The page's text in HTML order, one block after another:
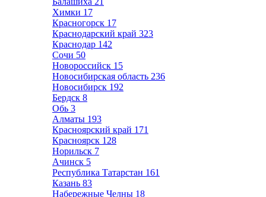
Химки 17
Красногорск 17
Краснодарский край 323
Краснодар 142
Сочи 50
Новороссийск 15
Новосибирская область 236
Новосибирск 192
Бердск 8
Обь 3
Алматы 193
Красноярский край 171
Красноярск 128
Норильск 7
Ачинск 5
Республика Татарстан 161
Казань 83
Набережные Челны 18